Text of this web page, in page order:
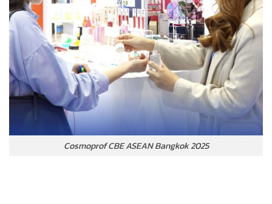
Cosmoprof CBE ASEAN Bangkok 2025